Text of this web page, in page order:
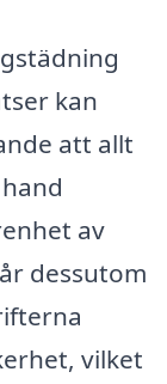
kan
att allt
av
dessutom
vilket